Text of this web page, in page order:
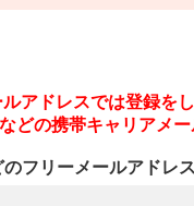
アドレスでは登録
の携帯キャリアメー
フリーメールアドレ